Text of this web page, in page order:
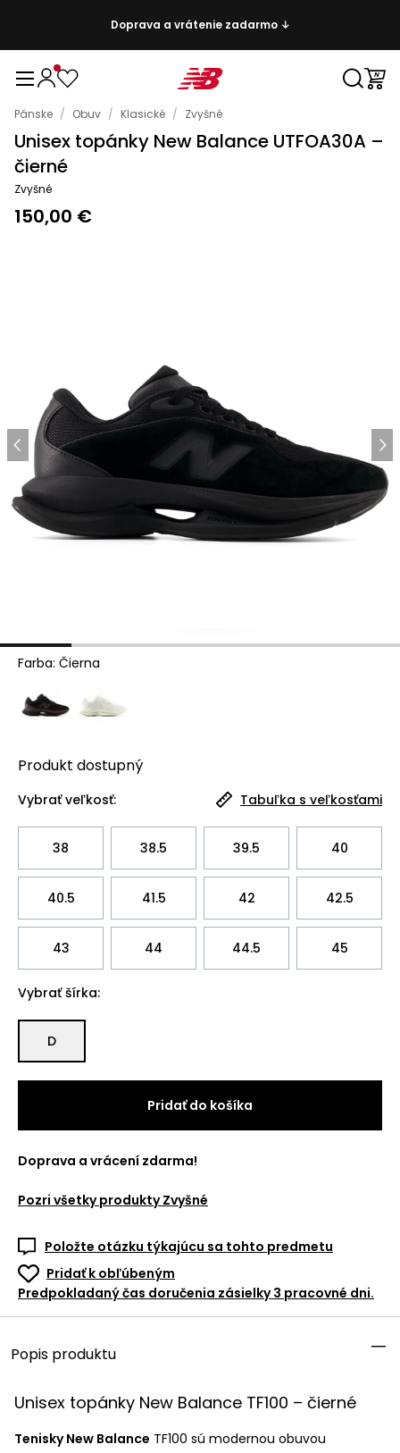
Doprava a vrátenie zadarmo ↓
Pánske / Obuv / Klasické / Zvyšné
Unisex topánky New Balance UTFOA30A –
čierné
Zvyšné
150,00 €
Farba: Čierna
Produkt dostupný
Vybrať veľkosť: Tabuľka s veľkosťami
38 38.5 39.5 40
40.5 41.5 42 42.5
43 44 44.5 45
Vybrať šírka:
D
Pridať do košíka
Doprava a vrácení zdarma!
Pozri všetky produkty Zvyšné
Položte otázku týkajúcu sa tohto predmetu
Pridať k obľúbeným
Predpokladaný čas doručenia zásielky 3 pracovné dni.
Popis produktu
Unisex topánky New Balance TF100 – čierné
Tenisky New Balance TF100 sú modernou obuvou